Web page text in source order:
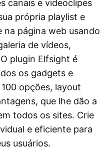
canais e videoclipes
própria playlist e
página web usando
de vídeos,
plugin Elfsight é
os gadgets e
opções, layout
que lhe dão a
todos os sites. Crie
e eficiente para
usuários.